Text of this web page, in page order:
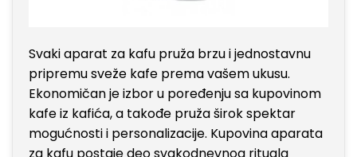
Svaki aparat za kafu pruža brzu i jednostavnu
pripremu sveže kafe prema vašem ukusu.
Ekonomičan je izbor u poređenju sa kupovinom
kafe iz kafića, a takođe pruža širok spektar
mogućnosti i personalizacije. Kupovina aparata
za kafu postaje deo svakodnevnog rituala